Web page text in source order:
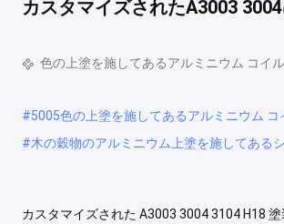
カスタマイズされたA3003
色の上塗を施してあるアルミニウム コイル
#5005色の上塗を施してあるアルミニウム コ
#木の穀物のアルミニウム上塗を施してある
カスタマイズされた A3003 3004 3104 H18